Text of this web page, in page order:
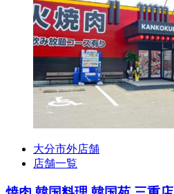
大分市外店舗
店舗一覧